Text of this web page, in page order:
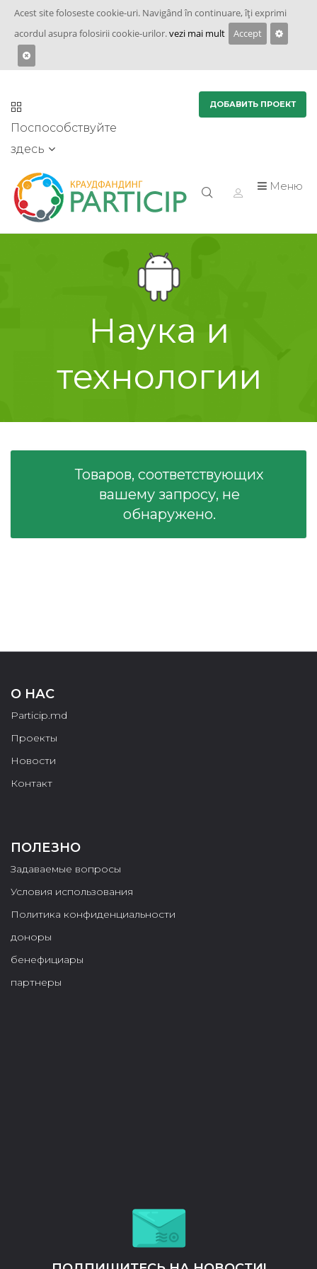
Acest site foloseste cookie-uri. Navigând în continuare, îţi exprimi
acordul asupra folosirii cookie-urilor.vezi mai mult Accept
Поспособствуйте
здесь
ДОБАВИТЬ ПРОЕКТ
Меню
Наука и
технологии
Товаров, соответствующих
вашему запросу, не
обнаружено.
О НАС
Particip.md
Проекты
Новости
Контакт
ПОЛЕЗНО
Задаваемые вопросы
Условия использования
Политика конфиденциальности
доноры
бенефициары
партнеры